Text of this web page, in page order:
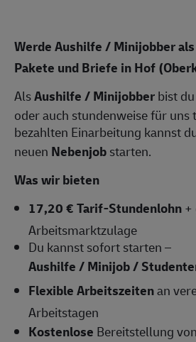
Werde Aushilfe / Minijobber
Pakete und Briefe in Hof
AlsAushilfe / Minijobberbist
oder auch stundenweise für uns
bezahlten Einarbeitung kannst
neuen Nebenjobstarten.
Was wir bieten
17,20 € Tarif-Stundenlohn+
Arbeitsmarktzulage
Du kannst sofort starten –
Aushilfe / Minijob /
Flexible Arbeitszeitenan
Arbeitstagen
Kostenlose Bereitstellung von